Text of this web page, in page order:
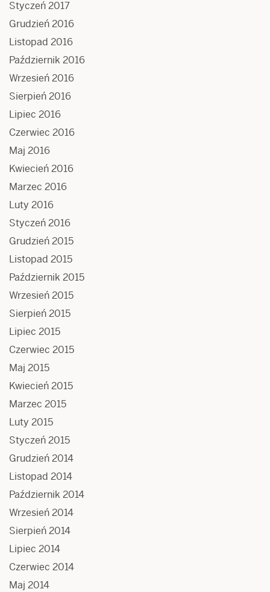
Styczeń 2017
Grudzień 2016
Listopad 2016
Październik 2016
Wrzesień 2016
Sierpień 2016
Lipiec 2016
Czerwiec 2016
Maj 2016
Kwiecień 2016
Marzec 2016
Luty 2016
Styczeń 2016
Grudzień 2015
Listopad 2015
Październik 2015
Wrzesień 2015
Sierpień 2015
Lipiec 2015
Czerwiec 2015
Maj 2015
Kwiecień 2015
Marzec 2015
Luty 2015
Styczeń 2015
Grudzień 2014
Listopad 2014
Październik 2014
Wrzesień 2014
Sierpień 2014
Lipiec 2014
Czerwiec 2014
Maj 2014